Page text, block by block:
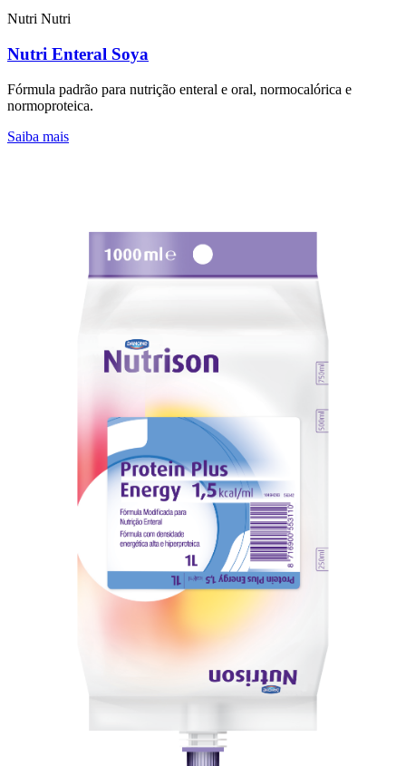
Nutri Nutri
Nutri Enteral Soya
Fórmula padrão para nutrição enteral e oral, normocalórica e
normoproteica.
Saiba mais